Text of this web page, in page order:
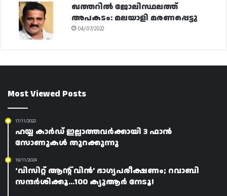
ഖത്തറിൽ ജോലിസ്ഥലത്ത്
അപകടം: മലയാളി മരണപ്പെട്ടു
04/07/2022
Most Viewed Posts
17/11/2022
ഹയ്യ കാർഡ് ഇല്ലാത്തവർക്കായി 3 ഫാൻ
സോണുകൾ തുറക്കുന്നു
19/11/2024
‘വിസിറ്റ് ആന്റ് വിൻ’ ഭാഗ്യപരീക്ഷണം; റവാബി
സന്ദർശിക്കൂ…100 ക്യൂആർ നേടൂ!